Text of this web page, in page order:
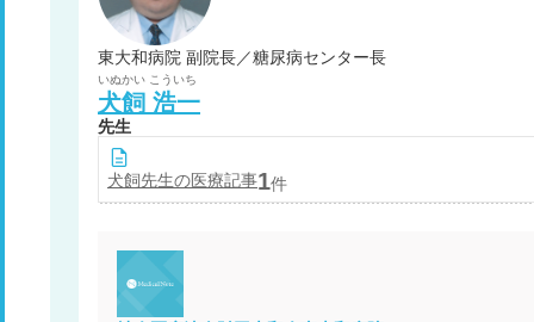
東大和病院 副院長／糖尿病センター長
いぬかい こういち
犬飼 浩一
先生
犬飼先生の医療記事1件